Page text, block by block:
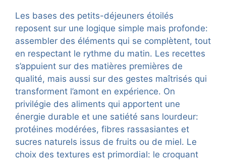
Les bases des petits-déjeuners étoilés
reposent sur une logique simple mais profonde:
assembler des éléments qui se complètent, tout
en respectant le rythme du matin. Les recettes
s’appuient sur des matières premières de
qualité, mais aussi sur des gestes maîtrisés qui
transforment l’amont en expérience. On
privilégie des aliments qui apportent une
énergie durable et une satiété sans lourdeur:
protéines modérées, fibres rassasiantes et
sucres naturels issus de fruits ou de miel. Le
choix des textures est primordial: le croquant